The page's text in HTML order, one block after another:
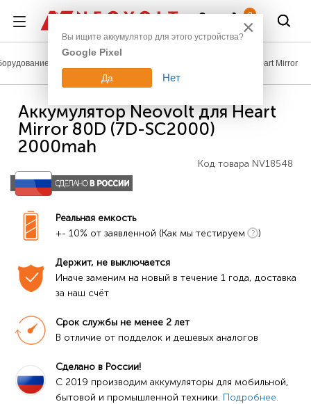
0
Heart Mirror
Аккумулятор Neovolt для Heart
Mirror 80D (7D-SC2000)
2000mah
Код товара NV18548
Реальная емкость
+- 10% от заявленной (Как мы тестируем
)
Держит, не выключается
Иначе заменим на новый в течение 1 года, доставка
за наш счёт
Срок службы не менее 2 лет
В отличие от подделок и дешевых аналогов
Сделано в России!
C 2019 производим аккумуляторы для мобильной,
бытовой и промышленной техники. Подробнее.
×
Вы ищите аккумулятор для этого устройства?
Google Pixel
Да Нет